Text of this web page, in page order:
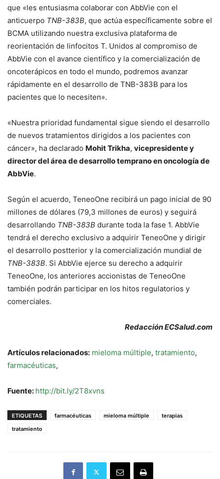
que «les entusiasma colaborar con AbbVie con el
anticuerpo TNB-383B, que actúa específicamente sobre el
BCMA utilizando nuestra exclusiva plataforma de
reorientación de linfocitos T. Unidos al compromiso de
AbbVie con el avance científico y la comercialización de
oncoterápicos en todo el mundo, podremos avanzar
rápidamente en el desarrollo de TNB-383B para los
pacientes que lo necesiten».
«Nuestra prioridad fundamental sigue siendo el desarrollo
de nuevos tratamientos dirigidos a los pacientes con
cáncer», ha declarado Mohit Trikha, vicepresidente y
director del área de desarrollo temprano en oncología de
AbbVie.
Según el acuerdo, TeneoOne recibirá un pago inicial de 90
millones de dólares (79,3 millones de euros) y seguirá
desarrollando TNB-383B durante toda la fase 1. AbbVie
tendrá el derecho exclusivo a adquirir TeneoOne y dirigir
el desarrollo postterior y la comercialización mundial de
TNB-383B. Si AbbVie ejerce su derecho a adquirir
TeneoOne, los anteriores accionistas de TeneoOne
también podrán participar en los hitos regulatorios y
comerciales.
Redacción ECSalud.com
Artículos relacionados: mieloma múltiple, tratamiento,
farmacéuticas,
Fuente: http://bit.ly/2T8xvns
ETIQUETAS farmacéuticas mieloma múltiple
terapias
tratamiento